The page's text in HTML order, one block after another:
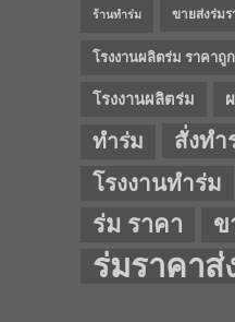
ร้านทำร่ม ขายส่งร่ม
โรงงานผลิตร่ม ราคาถูก
โรงงานผลิตร่ม
ทำร่ม
สั่งทำ
โรงงานทำร่ม
ร่ม ราคา ข
ร่มราคาส่